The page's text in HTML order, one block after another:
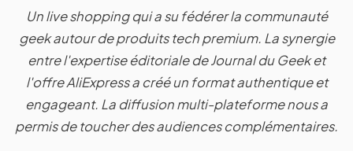
Un live shopping qui a su fédérer la communauté
geek autour de produits tech premium. La synergie
entre l'expertise éditoriale de Journal du Geek et
l'offre AliExpress a créé un format authentique et
engageant. La diffusion multi-plateforme nous a
permis de toucher des audiences complémentaires.